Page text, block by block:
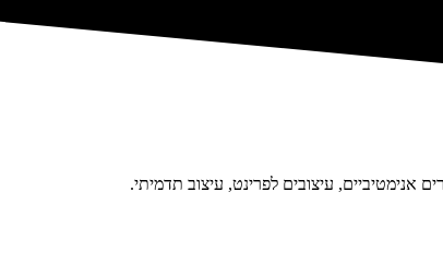
אנימטיביים, עיצובים לפרינט, עיצוב תדמיתי.